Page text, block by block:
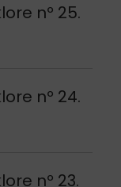
nº 25.
nº 24.
nº 23.